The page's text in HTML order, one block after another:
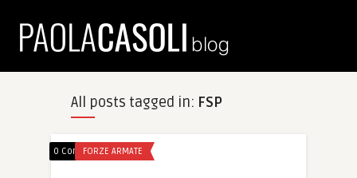
All posts tagged in: FSP
0 CommentsFORZE ARMATE